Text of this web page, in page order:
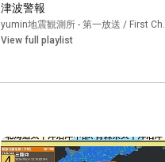
Playlist
津波警報
yumin地震観測所 - 第一放送 / First Ch.
View full playlist